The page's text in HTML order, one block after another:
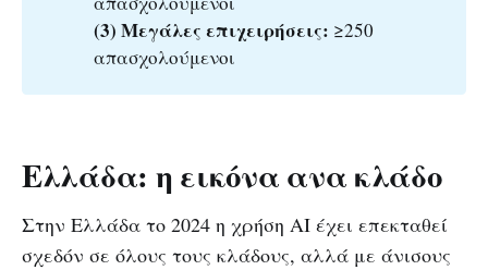
(3) Μεγάλες επιχειρήσεις: ≥250
απασχολούμενοι
Ελλάδα: η εικόνα ανα κλάδο
Στην Ελλάδα το 2024 η χρήση AI έχει επεκταθεί
σχεδόν σε όλους τους κλάδους, αλλά με άνισους